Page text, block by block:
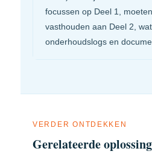
focussen op Deel 1,
vasthouden aan Deel 2,
onderhoudslogs en
VERDER ONTDEKKEN
Gerelateerde